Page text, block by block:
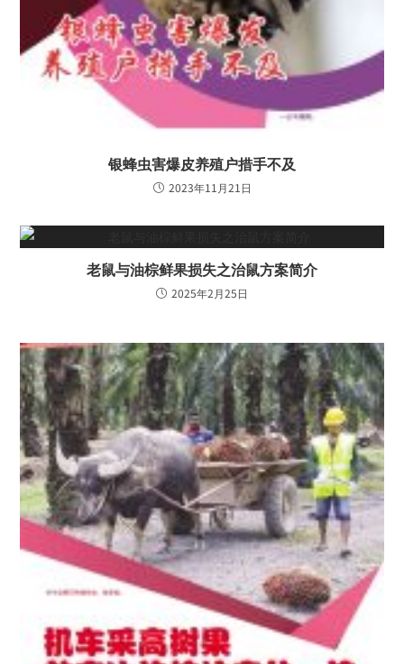
银蜂虫害爆皮养殖户措手不及
2023年11月21日
老鼠与油棕鲜果损失之治鼠方案简介
2025年2月25日